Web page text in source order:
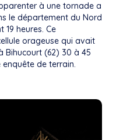
à une tornade a
le département du Nord
heures. Ce
orageuse qui avait
Bihucourt (62) 30 à 45
de terrain.